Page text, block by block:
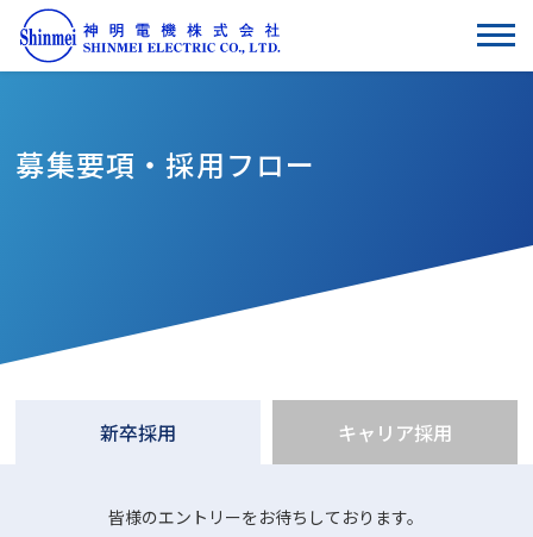
募集要項・採用フロー
新卒採用 キャリア採用
皆様のエントリーをお待ちしております。